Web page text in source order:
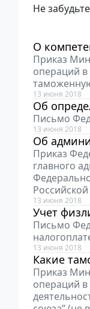
Не
О
Приказ
операций
13 июня 2018
Об
Письмо
13 июня 2018
Об
Приказ
главного
13 июня 2018
Учет
Письмо
13 июня 2018
Какие
Приказ
операций